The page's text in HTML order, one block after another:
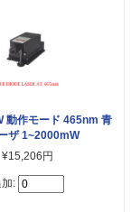
動作モード 465nm 青
ザ 1~2000mW
¥15,206円
: